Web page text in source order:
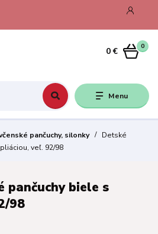
Menu
0
0 €
pančuchy, silonky
Detské
veľ. 92/98
pančuchy biele s
98